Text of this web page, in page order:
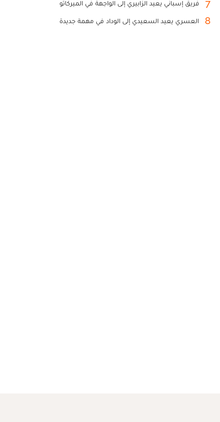
7 فريق إسباني يعيد الزابيري إلى الواجهة في الميركاتو
8 العسري يعيد السعيدي إلى الوداد في مهمة جديدة